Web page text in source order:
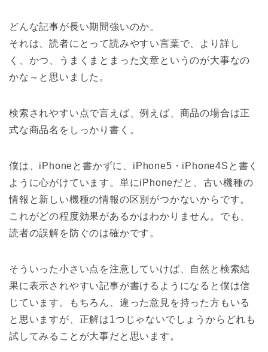
どんな記事が長い期間強いのか。
それは、読者にとって読みやすい言葉で、より詳し
く、かつ、うまくまとまった文章というのが大事なの
かな～と思いました。
検索されやすい点で言えば、例えば、商品の場合は正
式な商品名をしっかり書く。
僕は、iPhoneと書かずに、iPhone5・iPhone4Sと書く
ように心がけています。単にiPhoneだと、古い機種の
情報と新しい機種の情報の区別がつかないからです。
これがどの程度効果があるかはわかりません。でも、
読者の誤解を防ぐのは確かです。
そういった小さい点を注意していけば、自然と検索結
果に表示されやすい記事が書けるようになると僕は信
じています。もちろん、違った意見を持った方もいる
と思いますが、正解は1つじゃないでしょうからどれも
試してみることが大事だと思います。